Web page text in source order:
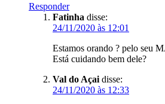
Responder
Fatinha disse:
24/11/2020 às 12:01
Estamos orando ? pelo seu
Está cuidando bem dele?
Val do Açai disse:
24/11/2020 às 12:33